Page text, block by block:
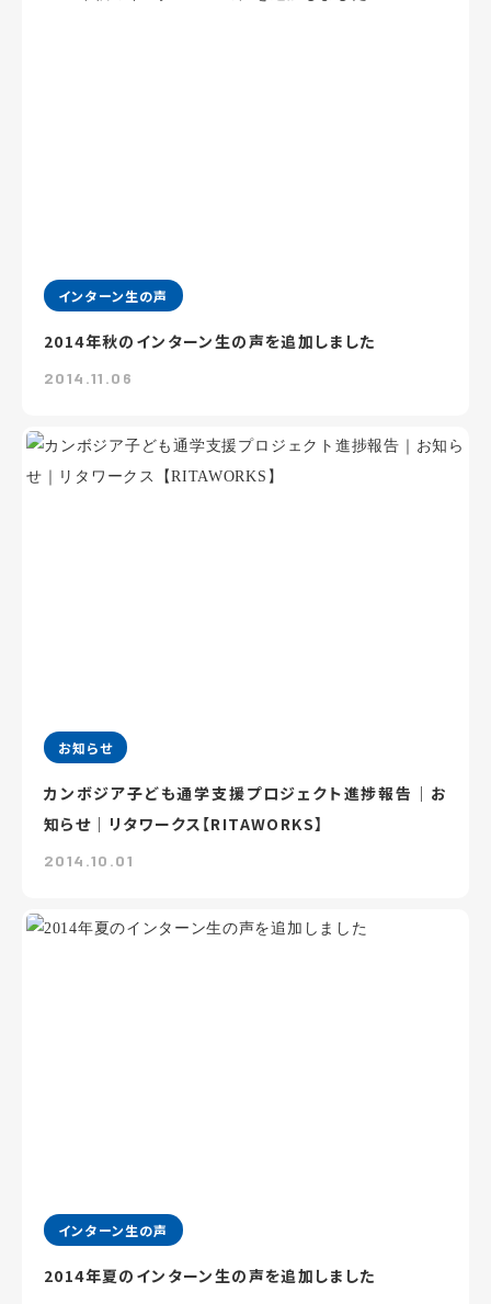
インターン生の声
2014年秋のインターン生の声を追加しました
2014.11.06
お知らせ
カンボジア子ども通学支援プロジェクト進捗報告｜お
知らせ｜リタワークス【RITAWORKS】
2014.10.01
インターン生の声
2014年夏のインターン生の声を追加しました